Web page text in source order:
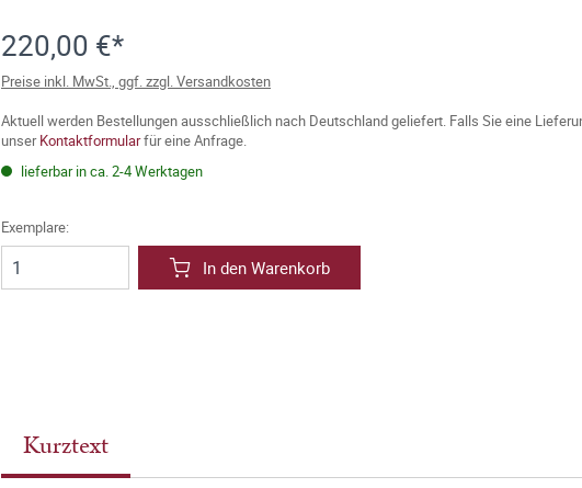
220,00 €*
Preise inkl. MwSt., ggf. zzgl. Versandkosten
Aktuell werden Bestellungen ausschließlich nach Deutschland geliefert. Falls Sie eine
unserKontaktformularfür eine Anfrage.
lieferbar in ca. 2-4 Werktagen
Exemplare:
In den Warenkorb
Kurztext